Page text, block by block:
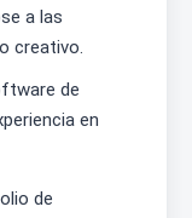
a las
creativo.
de
en
de